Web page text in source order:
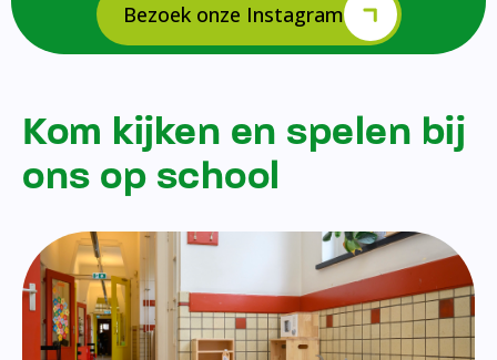
Bezoek onze Instagram
Kom kijken en spelen bij
ons op school